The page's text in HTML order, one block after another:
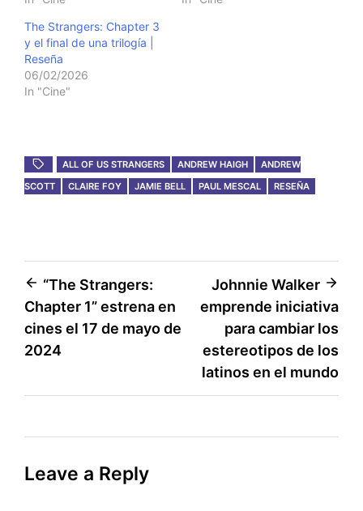
The Strangers: Chapter 3
y el final de una trilogía |
Reseña
06/02/2026
In "Cine"
ALL OF US STRANGERS ANDREW HAIGH
ANDREW
SCOTT
CLAIRE FOY JAMIE BELL PAUL MESCAL RESEÑA
Post
navigation
“The Strangers:
Chapter 1” estrena en
cines el 17 de mayo de
2024
Johnnie Walker
emprende iniciativa
para cambiar los
estereotipos de los
latinos en el mundo
Leave a Reply